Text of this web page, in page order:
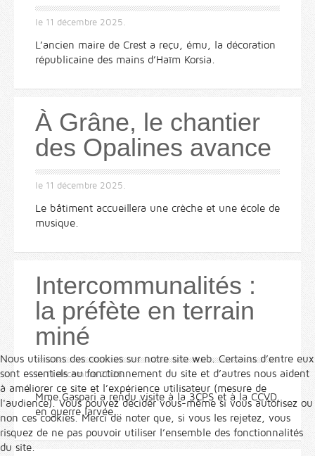
le 11 décembre 2025.
L’ancien maire de Crest a reçu, ému, la décoration
républicaine des mains d’Haïm Korsia.
À Grâne, le chantier
des Opalines avance
le 11 décembre 2025.
Le bâtiment accueillera une crèche et une école de
musique.
Intercommunalités :
la préfète en terrain
miné
le11 décembre 2025.
Mme Gaspari a rendu visite à la 3CPS et à la CCVD,
en guerre larvée...
Nous utilisons des cookies sur notre site web. Certains d’entre eux
sont essentiels au fonctionnement du site et d’autres nous aident
à améliorer ce site et l’expérience utilisateur (mesure de
l'audience). Vous pouvez décider vous-même si vous autorisez ou
non ces cookies. Merci de noter que, si vous les rejetez, vous
risquez de ne pas pouvoir utiliser l’ensemble des fonctionnalités
du site.